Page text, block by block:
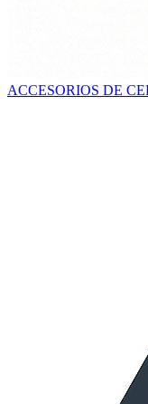
ACCESORIOS DE